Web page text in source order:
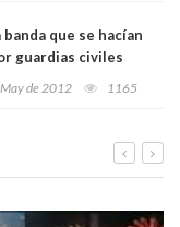
banda que se hacían
guardias civiles
de 2012 1165